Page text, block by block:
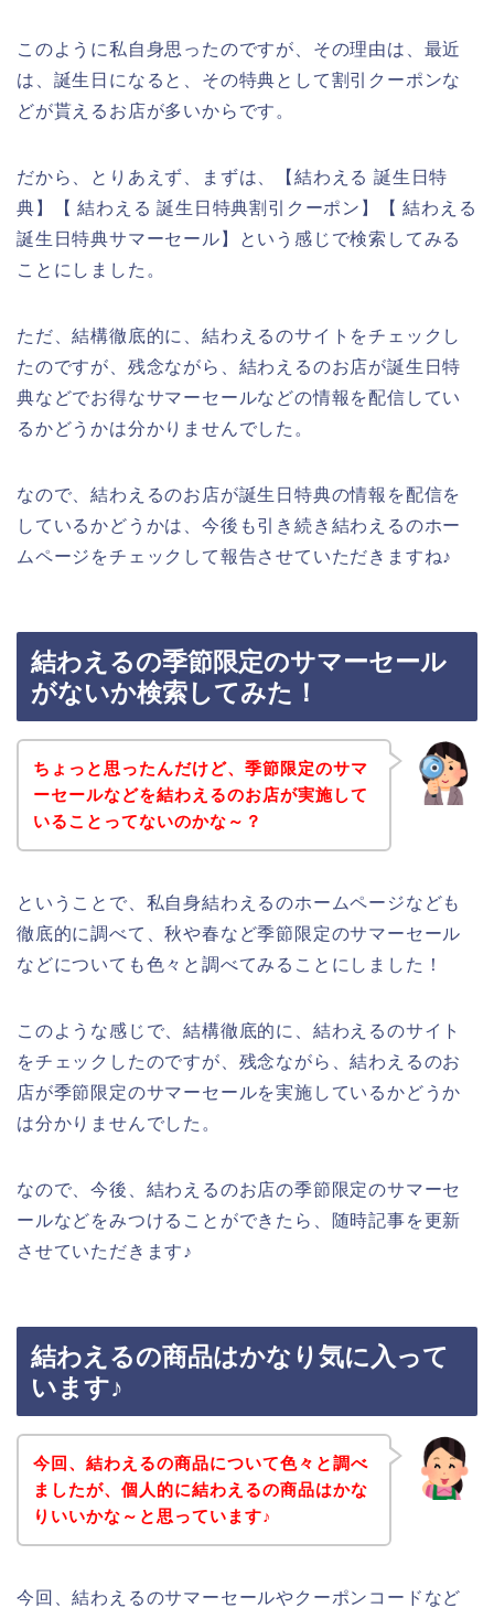
このように私自身思ったのですが、その理由は、最近
は、誕生日になると、その特典として割引クーポンな
どが貰えるお店が多いからです。
だから、とりあえず、まずは、【結わえる 誕生日特
典】【 結わえる 誕生日特典割引クーポン】【 結わえる
誕生日特典サマーセール】という感じで検索してみる
ことにしました。
ただ、結構徹底的に、結わえるのサイトをチェックし
たのですが、残念ながら、結わえるのお店が誕生日特
典などでお得なサマーセールなどの情報を配信してい
るかどうかは分かりませんでした。
なので、結わえるのお店が誕生日特典の情報を配信を
しているかどうかは、今後も引き続き結わえるのホー
ムページをチェックして報告させていただきますね♪
結わえるの季節限定のサマーセール
がないか検索してみた！
ちょっと思ったんだけど、季節限定のサマ
ーセールなどを結わえるのお店が実施して
いることってないのかな～？
ということで、私自身結わえるのホームページなども
徹底的に調べて、秋や春など季節限定のサマーセール
などについても色々と調べてみることにしました！
このような感じで、結構徹底的に、結わえるのサイト
をチェックしたのですが、残念ながら、結わえるのお
店が季節限定のサマーセールを実施しているかどうか
は分かりませんでした。
なので、今後、結わえるのお店の季節限定のサマーセ
ールなどをみつけることができたら、随時記事を更新
させていただきます♪
結わえるの商品はかなり気に入って
います♪
今回、結わえるの商品について色々と調べ
ましたが、個人的に結わえるの商品はかな
りいいかな～と思っています♪
今回、結わえるのサマーセールやクーポンコードなど